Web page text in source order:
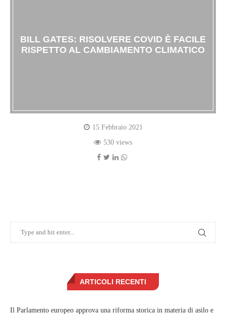
BILL GATES: RISOLVERE COVID È FACILE
RISPETTO AL CAMBIAMENTO CLIMATICO
15 Febbraio 2021
530 views
ARTICOLI RECENTI
Il Parlamento europeo approva una riforma storica in materia di asilo e